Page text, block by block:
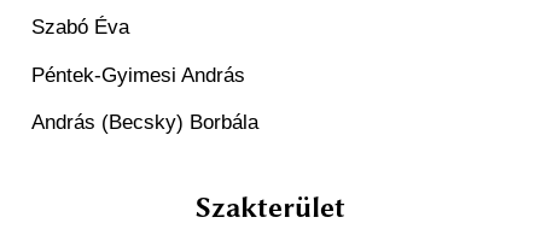
Szabó Éva
Péntek-Gyimesi András
András (Becsky) Borbála
Szakterület